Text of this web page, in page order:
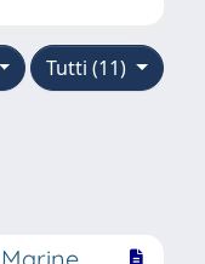
Tutti (11)